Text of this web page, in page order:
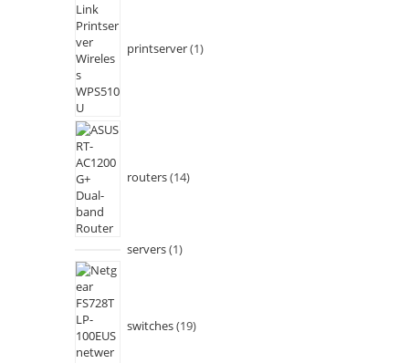
printserver 1
routers 14
servers 1
switches 19